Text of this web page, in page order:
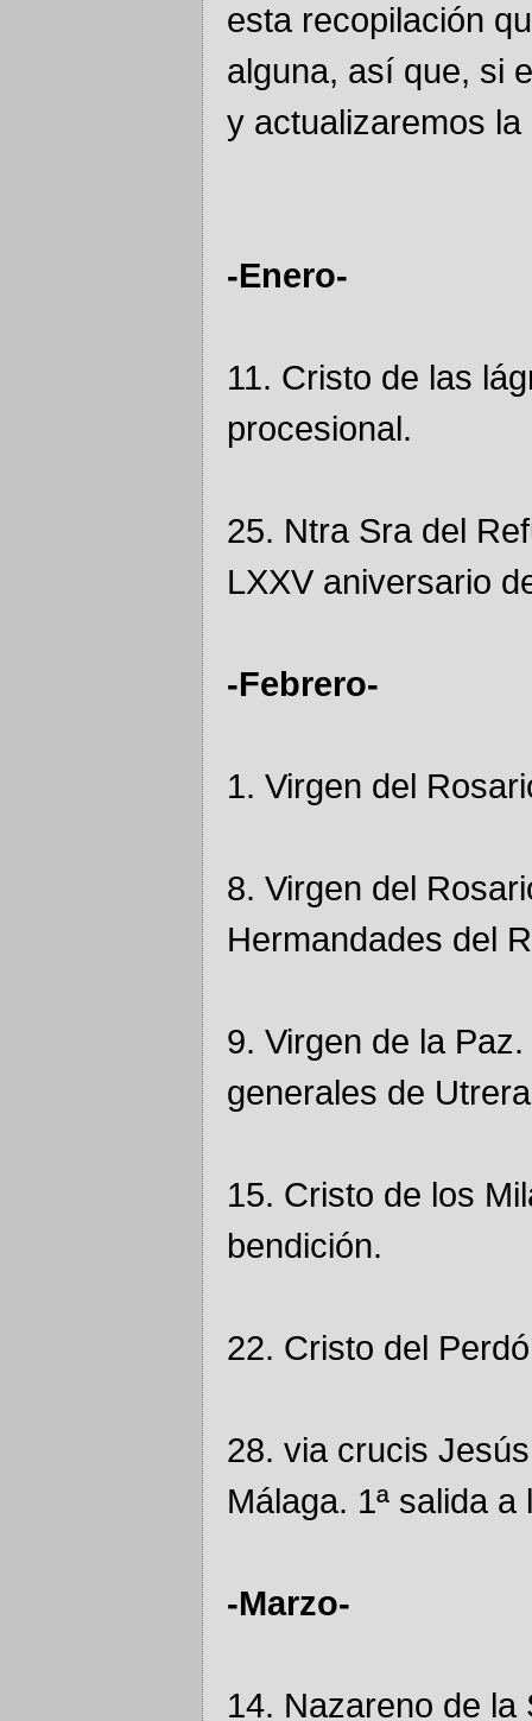
esta recopilación
alguna, así que, si
y actualizaremos la
-Enero-
11. Cristo de las
procesional.
25. Ntra Sra del
LXXV aniversario
-Febrero-
1. Virgen del
8. Virgen del
Hermandades del
9. Virgen de la
generales de
15. Cristo de los
bendición.
22. Cristo del
28. via crucis
Málaga. 1ª salida a
-Marzo-
14. Nazareno de la